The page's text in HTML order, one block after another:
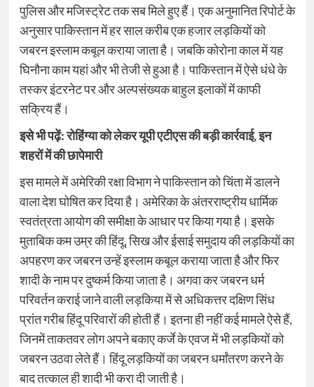
पुलिस और मजिस्ट्रेट तक सब मिले हुए हैं। एक अनुमानित रिपोर्ट के
अनुसार पाकिस्तान में हर साल करीब एक हजार लड़कियों को
जबरन इस्लाम कबूल कराया जाता है। जब​कि कोरोना काल में यह
घिनौना काम यहां और भी तेजी से हुआ है। पाकिस्तान में ऐसे धंधे के
तस्कर इंटरनेट पर और अल्पसंख्यक बाहुल इलाकों में काफी
सक्रिय हैं।
इसे भी पढ़ें:रोहिंग्या को लेकर यूपी एटीएस की बड़ी कार्रवाई, इन
शहरों में की छापेमारी
इस मामले में अमेरिकी रक्षा विभाग ने पाकिस्तान को चिंता में डालने
वाला देश घोषित कर दिया है। अमेरिका के अंतरराष्ट्रीय धार्मिक
स्वतंत्रता आयोग की समीक्षा के आधार पर किया गया है। इसके
मुताबिक कम उम्र की हिंदू, सिख और ईसाई समुदाय की लड़कियों का
अपहरण कर जबरन उन्हें इस्लाम कबूल कराया जाता है और फिर
शादी के नाम पर दुष्कर्म किया जाता है। अगवा कर जबरन धर्म
परिवर्तन कराई जाने वाली लड़किया में से अधिकत्तर दक्षिण सिंध
प्रांत गरीब हिंदू परिवारों की होती हैं। इतना ही नहीं कई मामले ऐसे हैं,
जिनमें ताकतवर लोग अपने बकाए कर्जे के एवज में भी लड़कियों को
जबरन उठवा लेते हैं। हिंदू लड़कियों का जबरन धर्मांतरण करने के
बाद तत्काल ही शादी भी करा दी जाती है।